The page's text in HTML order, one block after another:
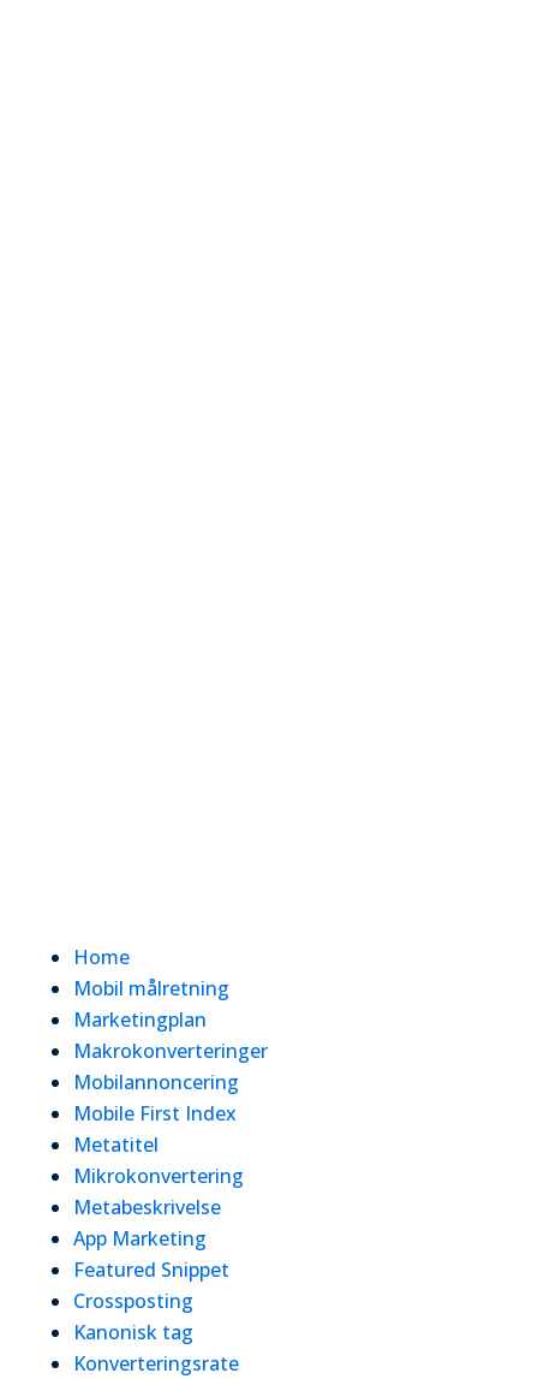
Home
Mobil målretning
Marketingplan
Makrokonverteringer
Mobilannoncering
Mobile First Index
Metatitel
Mikrokonvertering
Metabeskrivelse
App Marketing
Featured Snippet
Crossposting
Kanonisk tag
Konverteringsrate